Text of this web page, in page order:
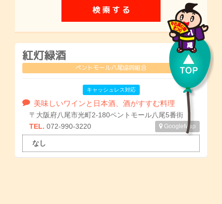
紅灯緑酒
ペントモール八尾協同組合
キャッシュレス対応
美味しいワインと日本酒、酒がすすむ料理
〒大阪府八尾市光町2-180ペントモール八尾5番街
GoogleMap
TEL. 072-990-3220
なし